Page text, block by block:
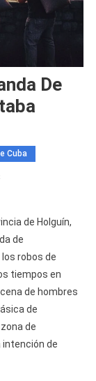
De
Cuba
de Holguín,
de
robos de
tiempos en
de hombres
de
de
intención de